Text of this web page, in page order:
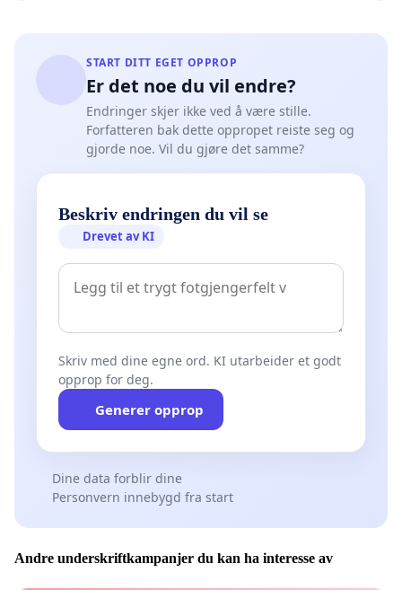
START DITT EGET OPPROP
Er det noe du vil endre?
Endringer skjer ikke ved å være stille.
Forfatteren bak dette oppropet reiste seg og
gjorde noe. Vil du gjøre det samme?
Beskriv endringen du vil se
Drevet av KI
Skriv med dine egne ord. KI utarbeider et godt
opprop for deg.
Generer opprop
Dine data forblir dine
Personvern innebygd fra start
Andre underskriftkampanjer du kan ha interesse av